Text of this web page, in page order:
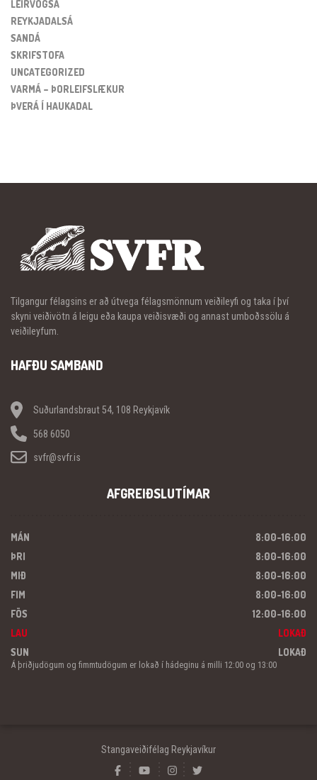
LEIRVOGSÁ
REYKJADALSÁ
SANDÁ
SKRIFSTOFA
UNCATEGORIZED
VARMÁ – ÞORLEIFSLÆKUR
ÞVERÁ Í HAUKADAL
Tilgangur félagsins er að útvega félagsmönnum veiðileyfi og taka í því
skyni veiðivötn á leigu eða kaupa veiðisvæði og annast umboðssölu á
veiðileyfum.
HAFÐU SAMBAND
Suðurlandsbraut 54, 108 Reykjavík
568 6050
svfr@svfr.is
AFGREIÐSLUTÍMAR
MÁN
8:00-16:00
ÞRI
8:00-16:00
MIÐ
8:00-16:00
FIM
8:00-16:00
FÖS
12:00-16:00
LAU
LOKAÐ
SUN
LOKAÐ
Á þriðjudögum og fimmtudögum er lokað í hádeginu á milli 12:00 og 13:00
Stangaveiðifélag Reykjavíkur